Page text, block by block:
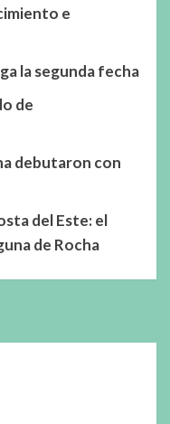
e
la segunda fecha
de
debutaron con
del Este: el
de Rocha